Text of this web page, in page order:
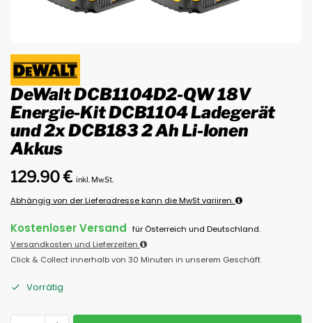
DeWalt DCB1104D2-QW 18V
Energie-Kit DCB1104 Ladegerät
und 2x DCB183 2 Ah Li-Ionen
Akkus
129.90€ inkl. MwSt.
Abhängig von der Lieferadresse kann die MwSt variiren.
Kostenloser Versand für Österreich und Deutschland.
Versandkosten und Lieferzeiten
Click & Collect innerhalb von 30 Minuten in unserem Geschäft
Vorrätig